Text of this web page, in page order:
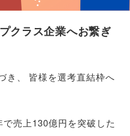
クラス企業へお繋ぎ
き 、 皆様を選考直結枠へ
で売上130億円を突破した